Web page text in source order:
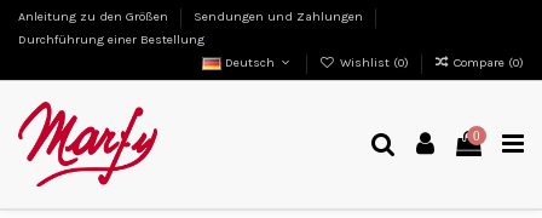
Anleitung zu den Größen
Sendungen und Zahlungen
Durchführung einer Bestellung
Deutsch
Wishlist (0) Compare (0)
0